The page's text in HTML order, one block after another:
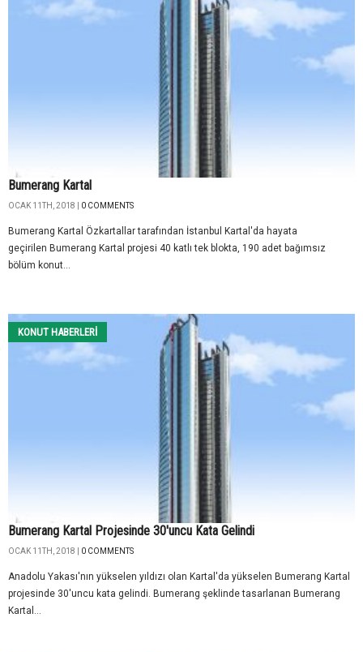
Bumerang Kartal
OCAK 11TH, 2018 | 0 COMMENTS
Bumerang Kartal Özkartallar tarafından İstanbul Kartal'da hayata
geçirilen Bumerang Kartal projesi 40 katlı tek blokta, 190 adet bağımsız
bölüm konut...
KONUT HABERLERI
Bumerang Kartal Projesinde 30'uncu Kata Gelindi
OCAK 11TH, 2018 | 0 COMMENTS
Anadolu Yakası'nın yükselen yıldızı olan Kartal'da yükselen Bumerang Kartal
projesinde 30'uncu kata gelindi. Bumerang şeklinde tasarlanan Bumerang
Kartal...